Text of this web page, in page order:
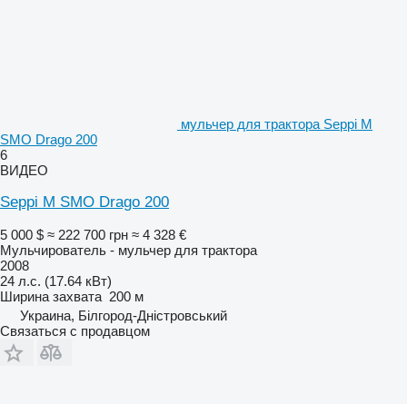
мульчер для трактора Seppi M
SMO Drago 200
6
ВИДЕО
Seppi M SMO Drago 200
5 000 $ ≈ 222 700 грн ≈ 4 328 €
Мульчирователь - мульчер для трактора
2008
24 л.с. (17.64 кВт)
Ширина захвата 200 м
Украина, Білгород-Дністровський
Связаться с продавцом